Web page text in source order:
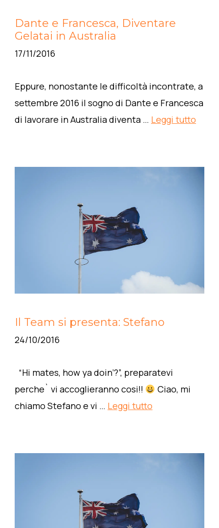
Dante e Francesca, Diventare
Gelatai in Australia
17/11/2016
Eppure, nonostante le difficoltà incontrate, a
settembre 2016 il sogno di Dante e Francesca
di lavorare in Australia diventa … Leggi tutto
Il Team si presenta: Stefano
24/10/2016
“Hi mates, how ya doin’?”, preparatevi
perche` vi accoglieranno cosi!!
Ciao, mi
chiamo Stefano e vi … Leggi tutto